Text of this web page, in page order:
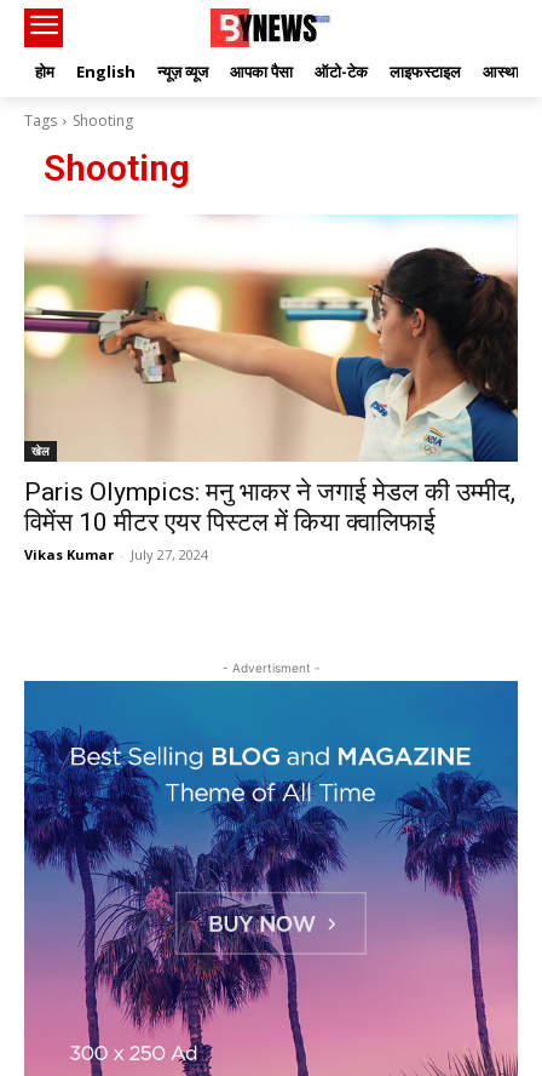
होम English न्यूज़ व्यूज आपका पैसा ऑटो-टेक लाइफस्टाइल आस्था
Tags Shooting
Shooting
खेल
Paris Olympics: मनु भाकर ने जगाई मेडल की उम्मीद,
विमेंस 10 मीटर एयर पिस्टल में किया क्वालिफाई
Vikas Kumar - July 27, 2024
- Advertisment -